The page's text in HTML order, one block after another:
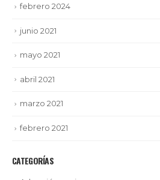
febrero 2024
junio 2021
mayo 2021
abril 2021
marzo 2021
febrero 2021
CATEGORÍAS